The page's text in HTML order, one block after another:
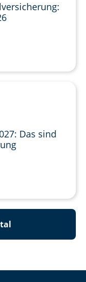
Das sind